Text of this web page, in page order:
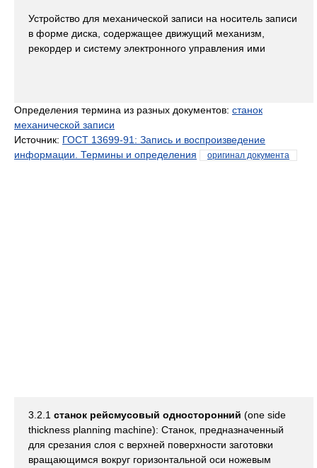
Устройство для механической записи на носитель записи
в форме диска, содержащее движущий механизм,
рекордер и систему электронного управления ими
Определения термина из разных документов: станок
механической записи
Источник: ГОСТ 13699-91: Запись и воспроизведение
информации. Термины и определения
оригинал документа
3.2.1 станок рейсмусовый односторонний (one side
thickness planning machine): Станок, предназначенный
для срезания слоя с верхней поверхности заготовки
вращающимся вокруг горизонтальной оси ножевым